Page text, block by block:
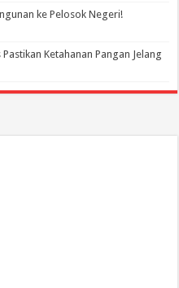
ke Pelosok Negeri!
Ketahanan Pangan Jelang